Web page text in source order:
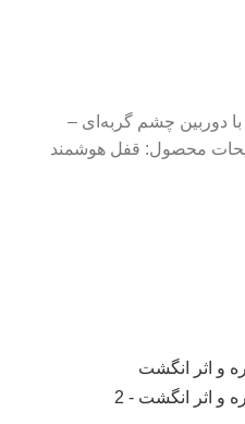
قفل هوشمند اثر انگشت WiFi با دوربین چشم گربه‌ای –
محصول: قفل هوشمند